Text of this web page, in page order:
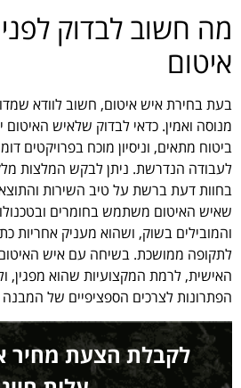
מה חשוב לבדוק
איטום
בעת בחירת איש איטום, חשוב לוודא
מנוסה ואמין. כדאי לבדוק שלאיש האיטום
ביטוח מתאים, וניסיון מוכח בפרויקטים
לעבודה הנדרשת. ניתן לבקש המלצות
בחוות דעת ברשת על טיב השירות
שאיש האיטום משתמש בחומרים
והמובילים בשוק, ושהוא מעניק אחריות
לתקופה ממושכת. בשיחה עם איש
האישית, לרמת המקצועיות שהוא מפגין,
הפתרונות לצרכים הספציפיים של
לקבלת הצעת מחיר